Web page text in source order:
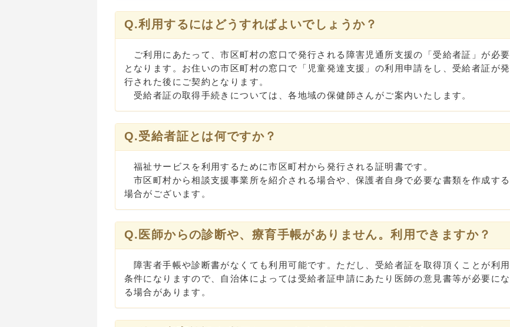
Q.利用するにはどうすればよいでしょうか？
ご利用にあたって、市区町村の窓口で発行される障害児通所支援の「受給者証」が必要
となります。お住いの市区町村の窓口で「児童発達支援」の利用申請をし、受給者証が発
行された後にご契約となります。
受給者証の取得手続きについては、各地域の保健師さんがご案内いたします。
Q.受給者証とは何ですか？
福祉サービスを利用するために市区町村から発行される証明書です。
市区町村から相談支援事業所を紹介される場合や、保護者自身で必要な書類を作成する
場合がございます。
Q.医師からの診断や、療育手帳がありません。利用できますか？
障害者手帳や診断書がなくても利用可能です。ただし、受給者証を取得頂くことが利用
条件になりますので、自治体によっては受給者証申請にあたり医師の意見書等が必要にな
る場合があります。